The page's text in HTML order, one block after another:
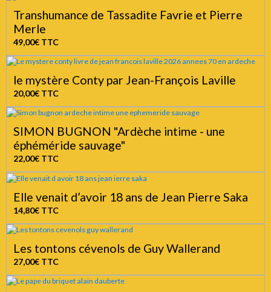
Transhumance de Tassadite Favrie et Pierre
Merle
49,00€ TTC
le mystère Conty par Jean-François Laville
20,00€ TTC
SIMON BUGNON "Ardèche intime - une
éphéméride sauvage"
22,00€ TTC
Elle venait d’avoir 18 ans de Jean Pierre Saka
14,80€ TTC
Les tontons cévenols de Guy Wallerand
27,00€ TTC